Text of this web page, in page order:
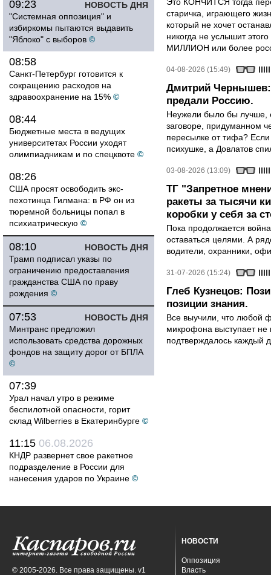
НОВОСТЬ ДНЯ
09:23
"Системная оппозиция" и
избиркомы пытаются выдавить
"Яблоко" с выборов ©
08:58
Санкт-Петербург готовится к
сокращению расходов на
здравоохранение на 15% ©
08:44
Бюджетные места в ведущих
университетах России уходят
олимпиадникам и по спецквоте ©
08:26
США просят освободить экс-
пехотинца Гилмана: в РФ он из
тюремной больницы попал в
психиатрическую ©
НОВОСТЬ ДНЯ
08:10
Трамп подписал указы по
ограничению предоставления
гражданства США по праву
рождения ©
НОВОСТЬ ДНЯ
07:53
Минтранс предложил
использовать средства дорожных
фондов на защиту дорог от БПЛА
©
07:39
Урал начал утро в режиме
беспилотной опасности, горит
склад Wilberries в Екатеринбурге ©
11:15 06.08.2026
КНДР развернет свое ракетное
подразделение в России для
нанесения ударов по Украине ©
старичка, играющего
который не хочет
никогда не услышит
МИЛЛИОН или более
04-08-2026 (15:49)
Дмитрий Чернышев:
предали Россию.
Неужели было бы лучше,
заговоре, придуманном
пересылке от тифа?
психушке, а Довлатов
03-08-2026 (13:09)
ТГ "Запретное
ракеты за тысячи
коробки у себя за
Пока продолжается
оставаться целями. А
водители, охранники,
31-07-2026 (15:24)
Глеб Кузнецов:
позиции знания.
Все выучили, что любой
микрофона выступает не
подтверждалось каждый
© 2005-2026. Все права защищены. v1
НОВОСТИ
Оппозиция
Власть